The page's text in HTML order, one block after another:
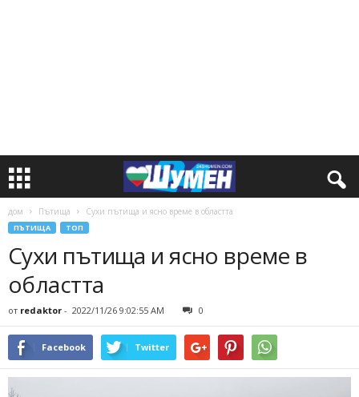
дом Пътища Сухи пътища и ясно време в областта
ПЪТИЩА ТОП
Сухи пътища и ясно време в
областта
от redaktor - 2022/11/26 9:02:55 AM 0
Facebook Twitter